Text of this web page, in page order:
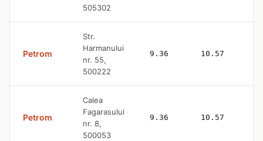
505302
Petrom
Str.
Harmanului
nr. 55,
500222
9.36 10.57
Petrom
Calea
Fagarasului
nr. 8,
500053
9.36 10.57